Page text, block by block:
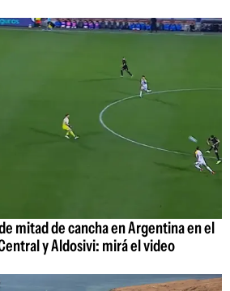
mitad de cancha en Argentina en el
y Aldosivi: mirá el video